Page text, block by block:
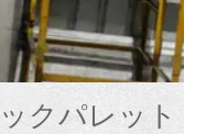
クパレット